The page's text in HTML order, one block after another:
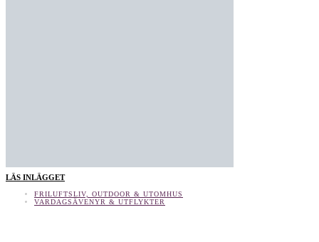
LÄS INLÄGGET
FRILUFTSLIV, OUTDOOR & UTOMHUS
VARDAGSÄVENYR & UTFLYKTER